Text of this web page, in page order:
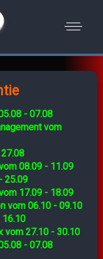
- 07.08
vom
08.09 - 11.09
25.09
17.09 - 18.09
vom 06.10 - 09.10
16.10
vom 27.10 - 30.10
- 07.08